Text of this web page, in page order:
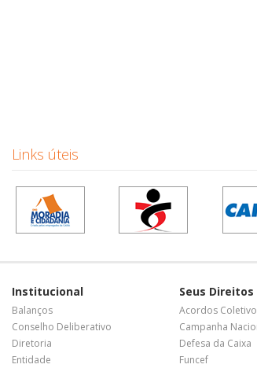
Links úteis
Institucional
Balanços
Conselho Deliberativo
Diretoria
Entidade
Seus Direitos
Acordos
Campanha
Defesa da Caixa
Funcef